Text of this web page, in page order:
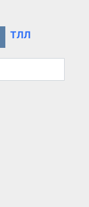
ТЛЛ